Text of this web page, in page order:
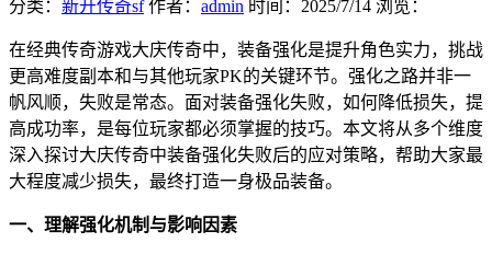
分类： 新开传奇sf 作者： admin 时间： 2025/7/14 浏览：
在经典传奇游戏大庆传奇中，装备强化是提升角色实力，挑战
更高难度副本和与其他玩家PK的关键环节。强化之路并非一
帆风顺，失败是常态。面对装备强化失败，如何降低损失，提
高成功率，是每位玩家都必须掌握的技巧。本文将从多个维度
深入探讨大庆传奇中装备强化失败后的应对策略，帮助大家最
大程度减少损失，最终打造一身极品装备。
一、理解强化机制与影响因素